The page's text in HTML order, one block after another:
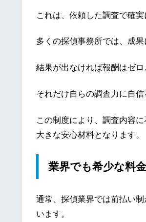
これは、依頼した調査で確
多くの探偵事務所では、成
結果が出なければ報酬はゼロ
それだけ自らの調査力に自
この制度により、調査内容
大きな安心材料となります。
業界でも希少な料
通常、探偵業界では前払い
います。